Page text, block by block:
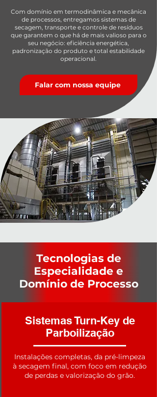
Com domínio em termodinâmica e mecânica
de processos, entregamos sistemas de
secagem, transporte e controle de resíduos
que garantem o que há de mais valioso para o
seu negócio: eficiência energética,
padronização do produto e total estabilidade
operacional.
Falar com nossa equipe
Tecnologias de
Especialidade e
Domínio de Processo
Sistemas Turn-Key de
Parboilização
Instalações completas, da pré-limpeza
à secagem final, com foco em redução
de perdas e valorização do grão.